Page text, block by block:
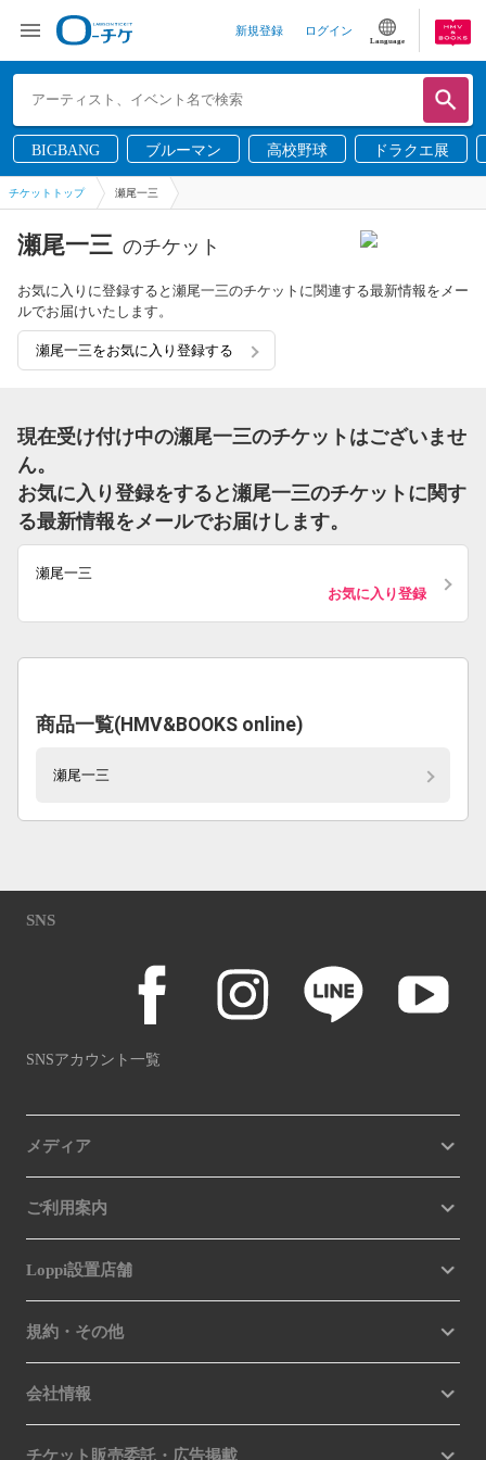
新規登録 ログイン
Language
BIGBANG ブルーマン 高校野球 ドラクエ展
チケットトップ 瀬尾一三
瀬尾一三 のチケット
お気に入りに登録すると瀬尾一三のチケットに関連する最新情報をメー
ルでお届けいたします。
瀬尾一三をお気に入り登録する
現在受け付け中の瀬尾一三のチケットはございませ
ん。
お気に入り登録をすると瀬尾一三のチケットに関す
る最新情報をメールでお届けします。
瀬尾一三
お気に入り登録
商品一覧(HMV&BOOKS online)
瀬尾一三
SNS
SNSアカウント一覧
メディア
ご利用案内
Loppi設置店舗
規約・その他
会社情報
チケット販売委託・広告掲載